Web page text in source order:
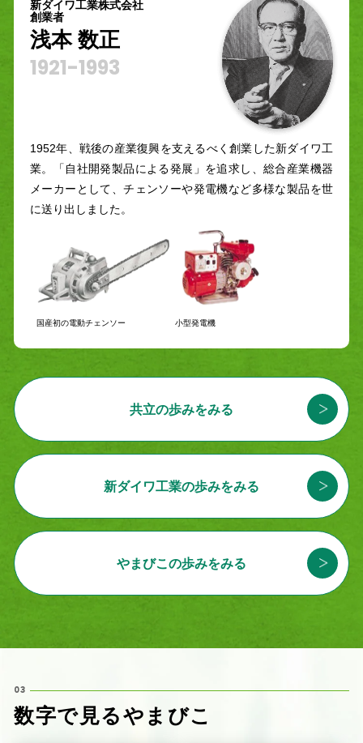
新ダイワ工業株式会社
創業者
浅本 数正
1921-1993
1952年、戦後の産業復興を支えるべく創業した新ダイワ工
業。「自社開発製品による発展」を追求し、総合産業機器
メーカーとして、チェンソーや発電機など多様な製品を世
に送り出しました。
国産初の電動チェンソー 小型発電機
共立の歩みをみる
新ダイワ工業の歩みをみる
やまびこの歩みをみる
03
数字で 見るや ま びこ